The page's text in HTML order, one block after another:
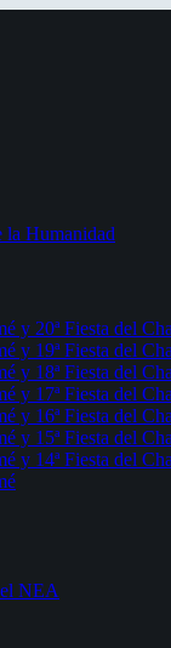
la Humanidad
y 20ª Fiesta del
y 19ª Fiesta del
y 18ª Fiesta del
y 17ª Fiesta del
y 16ª Fiesta del
y 15ª Fiesta del
y 14ª Fiesta del
NEA